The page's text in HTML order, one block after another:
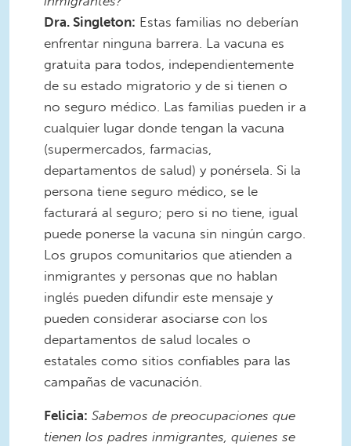
Dra. Singleton: Estas familias no deberían
enfrentar ninguna barrera. La vacuna es
gratuita para todos, independientemente
de su estado migratorio y de si tienen o
no seguro médico. Las familias pueden ir a
cualquier lugar donde tengan la vacuna
(supermercados, farmacias,
departamentos de salud) y ponérsela. Si la
persona tiene seguro médico, se le
facturará al seguro; pero si no tiene, igual
puede ponerse la vacuna sin ningún cargo.
Los grupos comunitarios que atienden a
inmigrantes y personas que no hablan
inglés pueden difundir este mensaje y
pueden considerar asociarse con los
departamentos de salud locales o
estatales como sitios confiables para las
campañas de vacunación.
Felicia: Sabemos de preocupaciones que
tienen los padres inmigrantes, quienes se